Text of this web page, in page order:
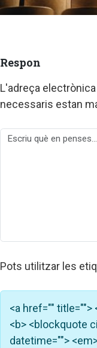
Respon
L'adreça
necessaris estan
Pots utilitzar les
<a href=""
<b> <blockquote
datetime="">